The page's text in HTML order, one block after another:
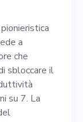
e
di un
a
che
sbloccare il
su 7. La